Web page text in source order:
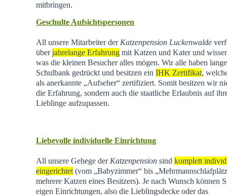
mitbringen.
Geschulte Aufsichtspersonen
All unsere Mitarbeiter der Katzenpension Luckenwalde
überjahrelange Erfahrungmit Katzen und Kater und
was die kleinen Besucher alles mögen. Wir alle haben
Schulbank gedrückt und besitzen ein IHK Zertifikat,
als anerkannte „Aufseher“ zertifiziert. Somit besitzen wir
die Erfahrung, sondern auch die staatliche Erlaubnis auf
Lieblinge aufzupassen.
Liebevolle individuelle Einrichtung
All unsere Gehege der Katzenpensionsind komplett
eingerichtet(vom „Babyzimmer“ bis
mehrere Katzen eines Besitzers). Je nach Wunsch können
eigen Einrichtungen, also die Lieblingsdecke oder das